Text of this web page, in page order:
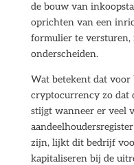
de bouw van
oprichten van een
formulier te versturen,
onderscheiden.
Wat betekent dat
cryptocurrency zo dat
stijgt wanneer er veel
zijn, lijkt dit bedrijf
kapitaliseren bij de